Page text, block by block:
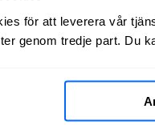
för att leverera vår
genom tredje part. Du
12%tillgång till bredband
av adresserna vi testat finns